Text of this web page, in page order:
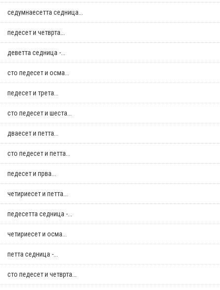
седумнаесетта седница...
педесет и четврта...
деветта седница -...
сто педесет и осма...
педесет и трета...
сто педесет и шеста...
дваесет и петта...
сто педесет и петта...
педесет и прва...
четириесет и петта...
педесетта седница -...
четириесет и осма...
петта седница -...
сто педесет и четврта...